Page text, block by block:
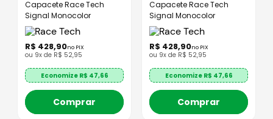
Capacete Race Tech
Signal Monocolor
R$ 428,90no PIX
ou 9x de R$ 52,95
Economize R$ 47,66
Comprar
Capacete Race Tech
Signal Monocolor
R$ 428,90no PIX
ou 9x de R$ 52,95
Economize R$ 47,66
Comprar